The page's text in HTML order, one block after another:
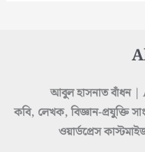
আবুল হাসনাত
কবি, লেখক, বিজ্ঞান-প্রযুক্তি
ওয়ার্ডপ্রেস